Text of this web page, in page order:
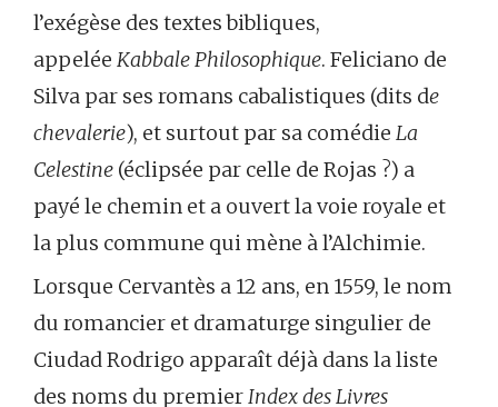
l’exégèse des textes bibliques,
appelée Kabbale Philosophique. Feliciano de
Silva par ses romans cabalistiques (dits de
chevalerie), et surtout par sa comédie La
Celestine (éclipsée par celle de Rojas ?) a
payé le chemin et a ouvert la voie royale et
la plus commune qui mène à l’Alchimie.
Lorsque Cervantès a 12 ans, en 1559, le nom
du romancier et dramaturge singulier de
Ciudad Rodrigo apparaît déjà dans la liste
des noms du premierIndex des Livres